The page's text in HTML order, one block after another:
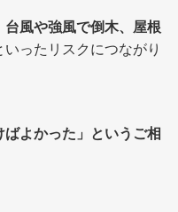
台風や強風で倒木、屋根
いったリスクにつながり
ばよかった」というご相